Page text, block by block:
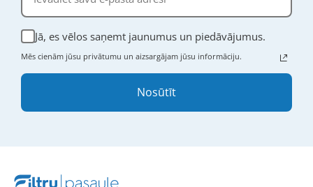
Jā, es vēlos saņemt jaunumus un piedāvājumus.
Mēs cienām jūsu privātumu un aizsargājam jūsu informāciju.
Nosūtīt